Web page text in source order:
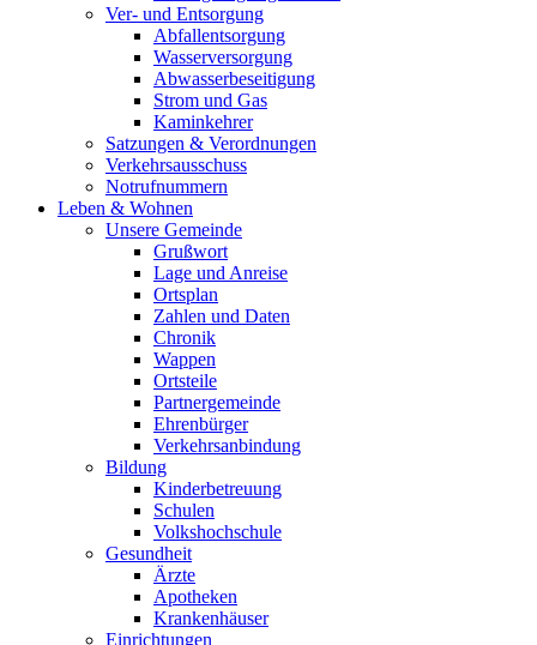
Ver- und Entsorgung
Abfallentsorgung
Wasserversorgung
Abwasserbeseitigung
Strom und Gas
Kaminkehrer
Satzungen & Verordnungen
Verkehrsausschuss
Notrufnummern
Leben & Wohnen
Unsere Gemeinde
Grußwort
Lage und Anreise
Ortsplan
Zahlen und Daten
Chronik
Wappen
Ortsteile
Partnergemeinde
Ehrenbürger
Verkehrsanbindung
Bildung
Kinderbetreuung
Schulen
Volkshochschule
Gesundheit
Ärzte
Apotheken
Krankenhäuser
Einrichtungen